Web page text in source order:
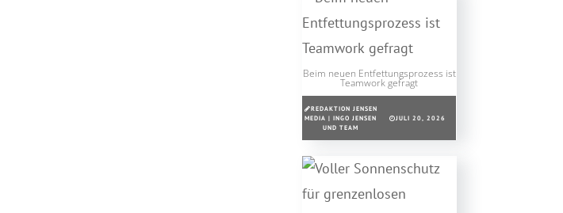
Beim neuen Entfettungsprozess ist
Teamwork gefragt
REDAKTION JENSEN
MEDIA | INGO JENSEN
UND TEAM
JULI 20, 2026